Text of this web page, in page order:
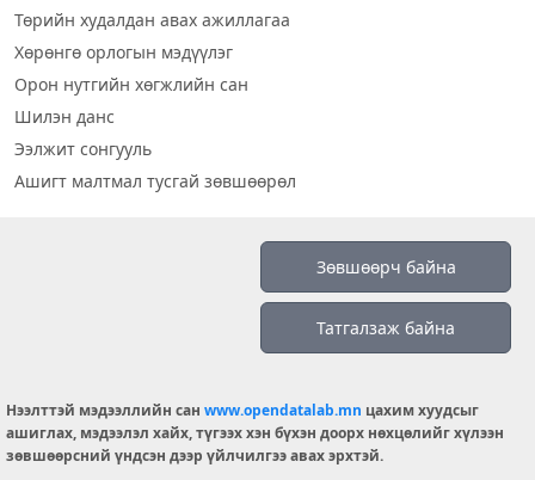
Төрийн худалдан авах ажиллагаа
Хөрөнгө орлогын мэдүүлэг
Орон нутгийн хөгжлийн сан
Шилэн данс
Ээлжит сонгууль
Ашигт малтмал тусгай зөвшөөрөл
info@opendatalab.mn
© 2026 OPENDATA LAB MONGOLIA.
Зөвшөөрч байна
Татгалзаж байна
Нээлттэй мэдээллийн сан www.opendatalab.mn цахим хуудсыг
ашиглах, мэдээлэл хайх, түгээх хэн бүхэн доорх нөхцөлийг хүлээн
зөвшөөрсний үндсэн дээр үйлчилгээ авах эрхтэй.